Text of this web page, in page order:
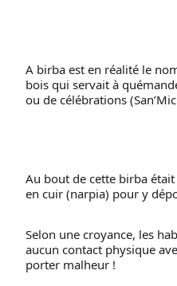
A birba est en réalité le
bois qui servait à
ou de célébrations
Au bout de cette birba
en cuir (narpia) pour y
Selon une croyance, les
aucun contact physique
porter malheur !